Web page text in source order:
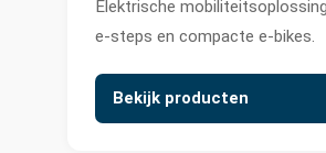
Elektrische
e-steps en compacte e-bikes.
Bekijk producten